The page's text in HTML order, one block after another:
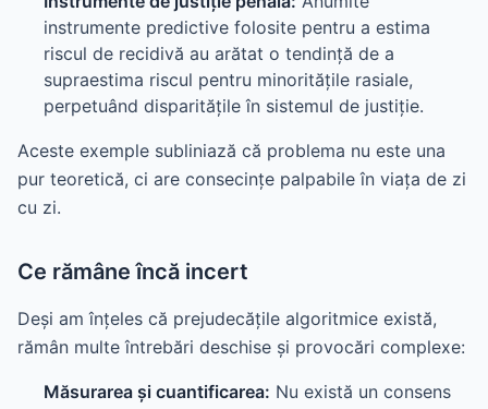
instrumente predictive folosite pentru a estima
riscul de recidivă au arătat o tendință de a
supraestima riscul pentru minoritățile rasiale,
perpetuând disparitățile în sistemul de justiție.
Aceste exemple subliniază că problema nu este una
pur teoretică, ci are consecințe palpabile în viața de zi
cu zi.
Ce rămâne încă incert
Deși am înțeles că prejudecățile algoritmice există,
rămân multe întrebări deschise și provocări complexe:
Măsurarea și cuantificarea: Nu există un consens